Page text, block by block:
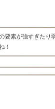
要素が強すぎたり
！